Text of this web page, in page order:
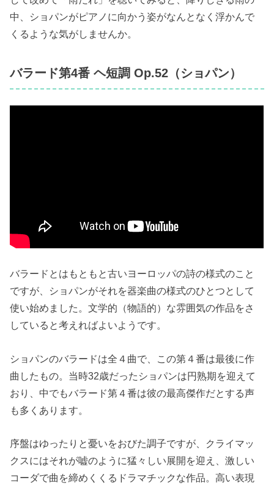
中、ショパンがピアノに向かう姿がなんとなく浮かんで
くるような気がしませんか。
バラード第4番 ヘ短調 Op.52（ショパン）
バラードとはもともと古いヨーロッパの詩の様式のこと
ですが、ショパンがそれを器楽曲の様式のひとつとして
使い始めました。文学的（物語的）な雰囲気の作品をさ
していると考えればよいようです。
ショパンのバラードは全４曲で、この第４番は最後に作
曲したもの。当時32歳だったショパンは円熟期を迎えて
おり、中でもバラード第４番は彼の最高傑作だとする声
も多くあります。
序盤はゆったりと憂いをおびた調子ですが、クライマッ
クスにはそれが嘘のように猛々しい展開を迎え、激しい
コーダで曲を締めくくるドラマチックな作品。高い表現